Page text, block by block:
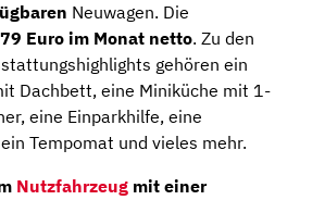
Neuwagen. Die
Euro im Monat netto. Zu den
gehören ein
Dachbett, eine Miniküche mit 1-
eine Einparkhilfe, eine
Tempomat und vieles mehr.
Nutzfahrzeug mit einer